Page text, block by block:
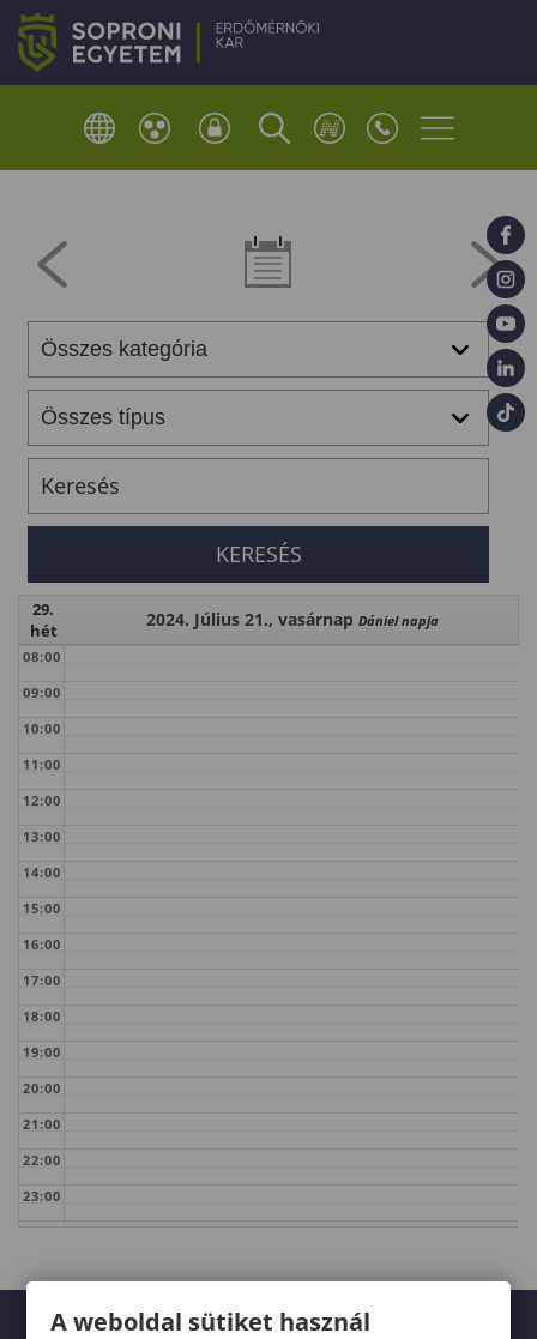
29.
hét
2024. Július 21., vasárnap Dániel napja
08:00
09:00
10:00
11:00
12:00
13:00
14:00
15:00
16:00
17:00
18:00
19:00
20:00
21:00
22:00
23:00
A weboldal sütiket használ